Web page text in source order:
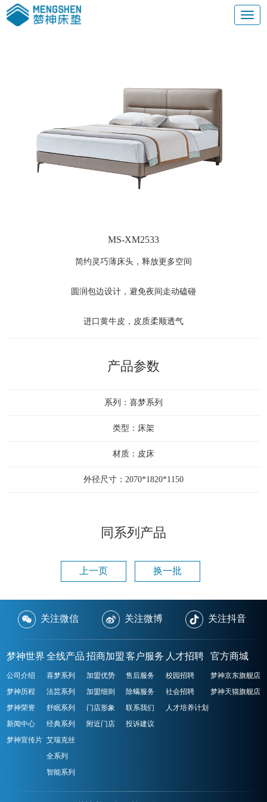
MS-XM2533
简约灵巧薄床头，释放更多空间
圆润包边设计，避免夜间走动磕碰
进口黄牛皮，皮质柔顺透气
产品参数
系列：喜梦系列
类型：床架
材质：皮床
外径尺寸：2070*1820*1150
同系列产品
上一页 换一批
关注微信 关注微博 关注抖音
梦神世界
公司介绍
梦神历程
梦神荣誉
新闻中心
梦神宣传片
全线产品
喜梦系列
法芸系列
舒眠系列
经典系列
艾瑞克丝
全系列
智能系列
招商加盟
加盟优势
加盟细则
门店形象
附近门店
客户服务
售后服务
除螨服务
联系我们
投诉建议
人才招聘
校园招聘
社会招聘
人才培养计划
官方商城
梦神京东旗舰店
梦神天猫旗舰店